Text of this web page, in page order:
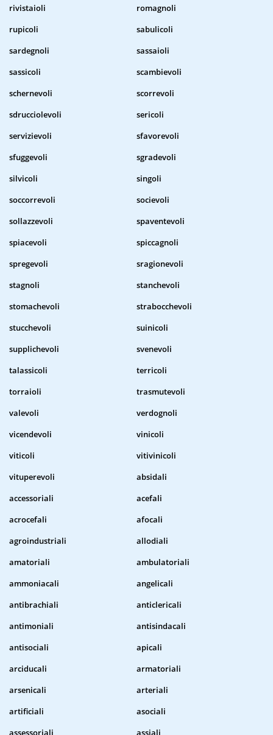
rivistaioli
romagnoli
rupicoli
sabulicoli
sardegnoli
sassaioli
sassicoli
scambievoli
schernevoli
scorrevoli
sdrucciolevoli
sericoli
servizievoli
sfavorevoli
sfuggevoli
sgradevoli
silvicoli
singoli
soccorrevoli
socievoli
sollazzevoli
spaventevoli
spiacevoli
spiccagnoli
spregevoli
sragionevoli
stagnoli
stanchevoli
stomachevoli
strabocchevoli
stucchevoli
suinicoli
supplichevoli
svenevoli
talassicoli
terricoli
torraioli
trasmutevoli
valevoli
verdognoli
vicendevoli
vinicoli
viticoli
vitivinicoli
vituperevoli
absidali
accessoriali
acefali
acrocefali
afocali
agroindustriali
allodiali
amatoriali
ambulatoriali
ammoniacali
angelicali
antibrachiali
anticlericali
antimoniali
antisindacali
antisociali
apicali
arciducali
armatoriali
arsenicali
arteriali
artificiali
asociali
assessoriali
assiali